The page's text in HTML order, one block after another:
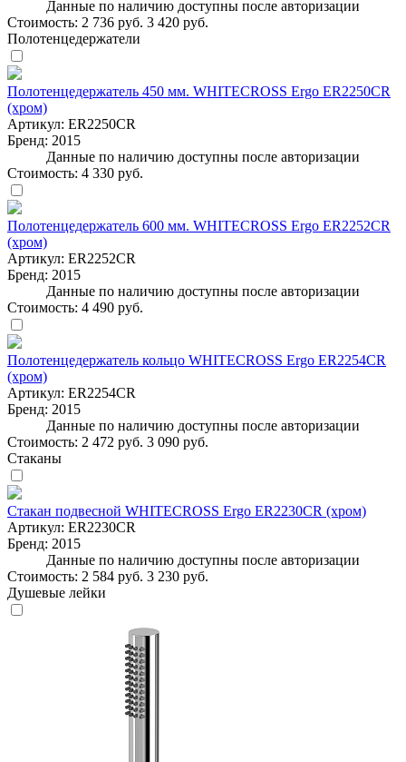
Данные по наличию доступны после авторизации
Стоимость: 2 736 руб. 3 420 руб.
Полотенцедержатели
Полотенцедержатель 450 мм. WHITECROSS Ergo ER2250CR
(хром)
Артикул: ER2250CR
Бренд: 2015
Данные по наличию доступны после авторизации
Стоимость: 4 330 руб.
Полотенцедержатель 600 мм. WHITECROSS Ergo ER2252CR
(хром)
Артикул: ER2252CR
Бренд: 2015
Данные по наличию доступны после авторизации
Стоимость: 4 490 руб.
Полотенцедержатель кольцо WHITECROSS Ergo ER2254CR
(хром)
Артикул: ER2254CR
Бренд: 2015
Данные по наличию доступны после авторизации
Стоимость: 2 472 руб. 3 090 руб.
Стаканы
Стакан подвесной WHITECROSS Ergo ER2230CR (хром)
Артикул: ER2230CR
Бренд: 2015
Данные по наличию доступны после авторизации
Стоимость: 2 584 руб. 3 230 руб.
Душевые лейки